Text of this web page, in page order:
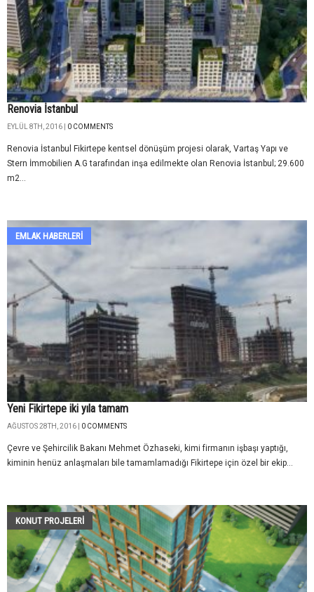
Renovia İstanbul
EYLÜL 8TH, 2016 | 0 COMMENTS
Renovia İstanbul Fikirtepe kentsel dönüşüm projesi olarak, Vartaş Yapı ve
Stern İmmobilien A.G tarafından inşa edilmekte olan Renovia İstanbul; 29.600
m2...
EMLAK HABERLERI
Yeni Fikirtepe iki yıla tamam
AĞUSTOS 28TH, 2016 | 0 COMMENTS
Çevre ve Şehircilik Bakanı Mehmet Özhaseki, kimi firmanın işbaşı yaptığı,
kiminin henüz anlaşmaları bile tamamlamadığı Fikirtepe için özel bir ekip...
KONUT PROJELERI